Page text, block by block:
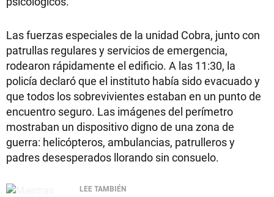
Las fuerzas especiales de la unidad Cobra, junto con
patrullas regulares y servicios de emergencia,
rodearon rápidamente el edificio. A las 11:30, la
policía declaró que el instituto había sido evacuado y
que todos los sobrevivientes estaban en un punto de
encuentro seguro. Las imágenes del perímetro
mostraban un dispositivo digno de una zona de
guerra: helicópteros, ambulancias, patrulleros y
padres desesperados llorando sin consuelo.
LEE TAMBIÉN